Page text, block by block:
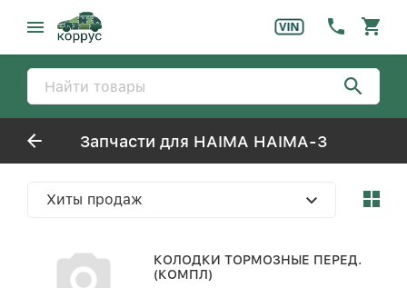
Запчасти для HAIMA HAIMA-3
Хиты продаж
КОЛОДКИ ТОРМОЗНЫЕ ПЕРЕД.
(КОМПЛ)